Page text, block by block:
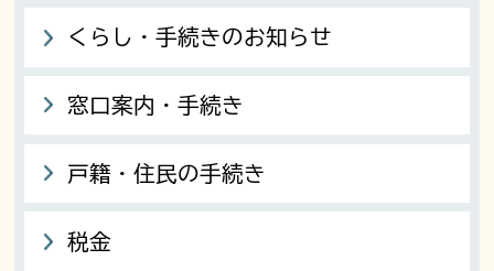
くらし・手続きのお知らせ
窓口案内・手続き
戸籍・住民の手続き
税金